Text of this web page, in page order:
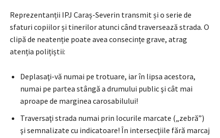
Reprezentanții IPJ Caraș-Severin transmit și o serie de
sfaturi copiilor și tinerilor atunci când traversează strada. O
clipă de neatenție poate avea consecințe grave, atrag
atenția polițiștii:
Deplasaţi-vă numai pe trotuare, iar în lipsa acestora,
numai pe partea stângă a drumului public şi cât mai
aproape de marginea carosabilului!
Traversaţi strada numai prin locurile marcate („zebră”)
şi semnalizate cu indicatoare! În intersecţiile fără marcaj